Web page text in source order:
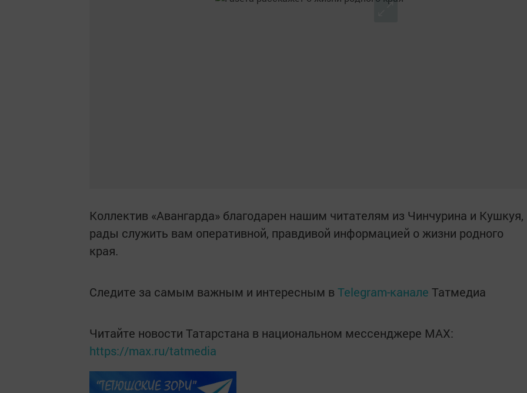
Коллектив «Авангарда» благодарен нашим читателям из Чинчурина и Кушкуя,
рады служить вам оперативной, правдивой информацией о жизни родного
края.
Следите за самым важным и интересным в Telegram-канале Татмедиа
Читайте новости Татарстана в национальном мессенджере MАХ:
https://max.ru/tatmedia